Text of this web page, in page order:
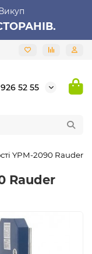
52 55
YPM-2090 Rauder
Rauder